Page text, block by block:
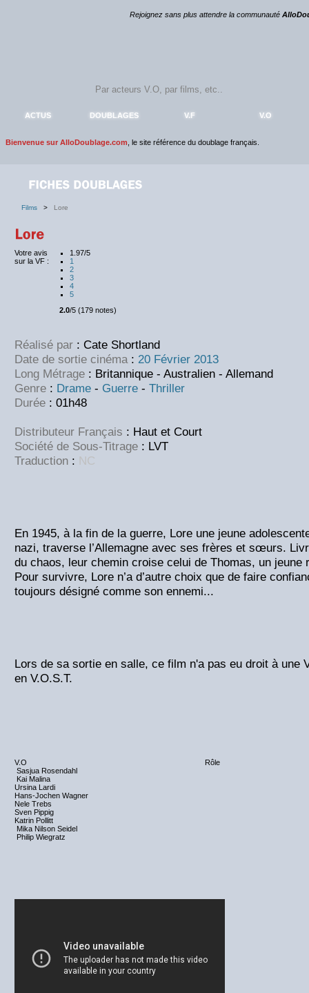
Rejoignez sans plus attendre la communauté
ACTUS DOUBLAGES V.F V.O
Bienvenue sur AlloDoublage.com , le site référence du doublage français.
Films > Lore
Votre avis
sur la VF :
1.97/5
1
2
3
4
5
2.0/5 (179 notes)
Réalisé par : Cate Shortland
Date de sortie cinéma : 20 Février 2013
Long Métrage : Britannique - Australien - Allemand
Genre : Drame - Guerre - Thriller
Durée : 01h48
Distributeur Français : Haut et Court
Société de Sous-Titrage : LVT
Traduction : NC
En 1945, à la fin de la guerre, Lore une jeune
nazi, traverse l’Allemagne avec ses frères et sœurs.
du chaos, leur chemin croise celui de Thomas, un jeune
Pour survivre, Lore n’a d’autre choix que de faire
toujours désigné comme son ennemi...
Lors de sa sortie en salle, ce film n'a pas eu droit à une
en V.O.S.T.
V.O
Rôle
Sasjua Rosendahl
Kai Malina
Ursina Lardi
Hans-Jochen Wagner
Nele Trebs
Sven Pippig
Katrin Pollitt
Mika Nilson Seidel
Philip Wiegratz